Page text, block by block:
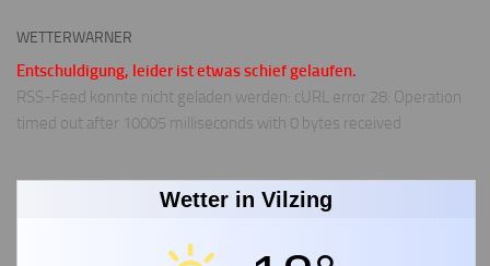
WETTERWARNER
Entschuldigung, leider ist etwas schief gelaufen.
RSS-Feed konnte nicht geladen werden: cURL error 28: Operation
timed out after 10005 milliseconds with 0 bytes received
Wetter in Vilzing